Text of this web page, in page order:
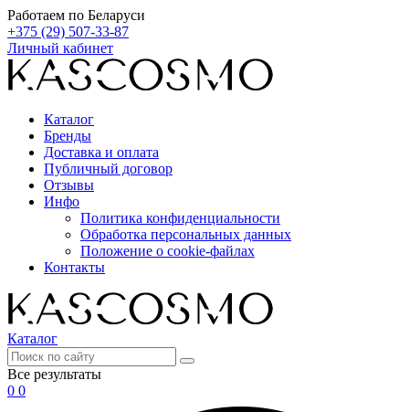
Работаем по Беларуси
+375 (29) 507-33-87
Личный кабинет
Каталог
Бренды
Доставка и оплата
Публичный договор
Отзывы
Инфо
Политика конфиденциальности
Обработка персональных данных
Положение о cookie-файлах
Контакты
Каталог
Все результаты
0 0